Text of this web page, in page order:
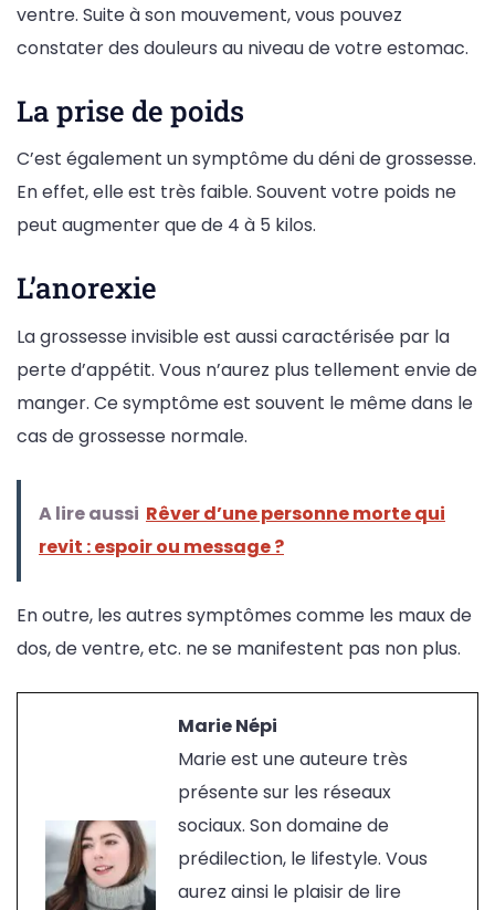
ventre. Suite à son mouvement, vous pouvez
constater des douleurs au niveau de votre estomac.
La prise de poids
C’est également un symptôme du déni de grossesse.
En effet, elle est très faible. Souvent votre poids ne
peut augmenter que de 4 à 5 kilos.
L’anorexie
La grossesse invisible est aussi caractérisée par la
perte d’appétit. Vous n’aurez plus tellement envie de
manger. Ce symptôme est souvent le même dans le
cas de grossesse normale.
A lire aussi Rêver d’une personne morte qui
revit : espoir ou message ?
En outre, les autres symptômes comme les maux de
dos, de ventre, etc. ne se manifestent pas non plus.
Marie Népi
Marie est une auteure très
présente sur les réseaux
sociaux. Son domaine de
prédilection, le lifestyle. Vous
aurez ainsi le plaisir de lire